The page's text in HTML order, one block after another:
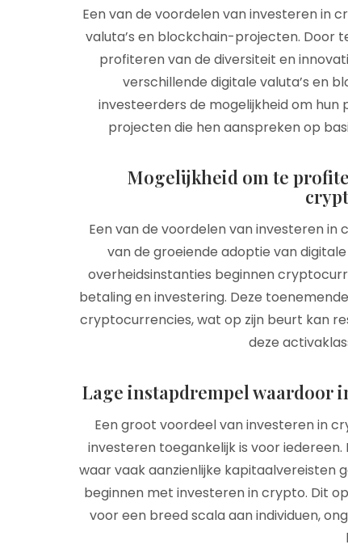
Een van de voordelen van investeren in
valuta’s en blockchain-projecten. Door
profiteren van de diversiteit en
verschillende digitale valuta’s en
investeerders de mogelijkheid om
projecten die hen aanspreken op
Mogelijkheid om te
Een van de voordelen van investeren
van de groeiende adoptie van
overheidsinstanties beginnen
betaling en investering. Deze
cryptocurrencies, wat op zijn beurt kan
deze
Lage instapdrempel waardoor
Een groot voordeel van investeren in
investeren toegankelijk is voor
waar vaak aanzienlijke kapitaalvereisten
beginnen met investeren in crypto. Dit
voor een breed scala aan individuen,